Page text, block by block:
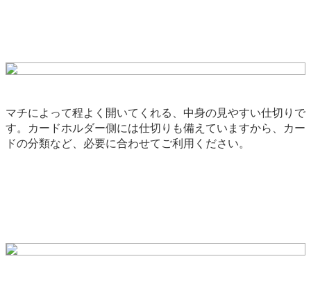
マチによって程よく開いてくれる、中身の見やすい仕切りで
す。カードホルダー側には仕切りも備えていますから、カー
ドの分類など、必要に合わせてご利用ください。